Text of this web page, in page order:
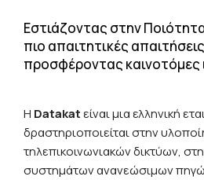
Εστιάζοντας στην
πιο απαιτητικές
προσφέροντας καινοτόμες
Η Datakatείναι μια ελληνική
δραστηριοποιείται στην
τηλεπικοινωνιακών δικτύων,
συστημάτων ανανεώσιμων